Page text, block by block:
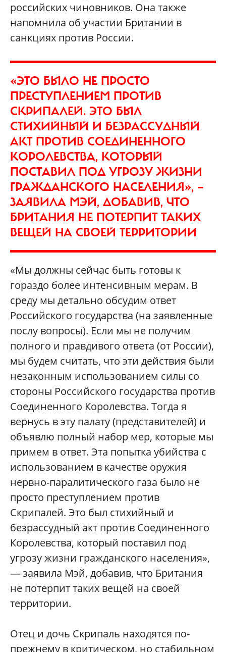
российских чиновников. Она также
напомнила об участии Британии в
санкциях против России.
«ЭТО БЫЛО НЕ ПРОСТО
ПРЕСТУПЛЕНИЕМ ПРОТИВ
СКРИПАЛЕЙ. ЭТО БЫЛ
СТИХИЙНЫЙ И БЕЗРАССУДНЫЙ
АКТ ПРОТИВ СОЕДИНЕННОГО
КОРОЛЕВСТВА, КОТОРЫЙ
ПОСТАВИЛ ПОД УГРОЗУ ЖИЗНИ
ГРАЖДАНСКОГО НАСЕЛЕНИЯ», —
ЗАЯВИЛА МЭЙ, ДОБАВИВ, ЧТО
БРИТАНИЯ НЕ ПОТЕРПИТ ТАКИХ
ВЕЩЕЙ НА СВОЕЙ ТЕРРИТОРИИ
«Мы должны сейчас быть готовы к
гораздо более интенсивным мерам. В
среду мы детально обсудим ответ
Российского государства (на заявленные
послу вопросы). Если мы не получим
полного и правдивого ответа (от России),
мы будем считать, что эти действия были
незаконным использованием силы со
стороны Российского государства против
Соединенного Королевства. Тогда я
вернусь в эту палату (представителей) и
объявлю полный набор мер, которые мы
примем в ответ. Эта попытка убийства с
использованием в качестве оружия
нервно-паралитического газа было не
просто преступлением против
Скрипалей. Это был стихийный и
безрассудный акт против Соединенного
Королевства, который поставил под
угрозу жизни гражданского населения»,
— заявила Мэй, добавив, что Британия
не потерпит таких вещей на своей
территории.
Отец и дочь Скрипаль находятся по-
прежнему в критическом, но стабильном